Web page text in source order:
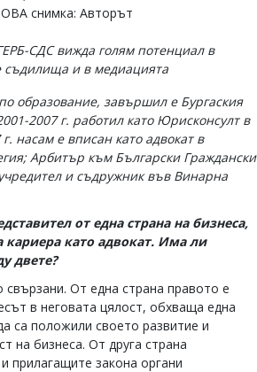
снимка: Авторът
СДС вижда голям потенциал в
съдилища и в медиацията
образование, завършил е Бургаския
2007 г. работил като Юрисконсулт в
насам е вписан като адвокат в
Арбитър към Български Граждански
и съдружник във Винарна
от една страна на бизнеса,
кариера като адвокат. Има ли
двете?
свързани. От една страна правото е
в неговата цялост, обхваща една
са положили своето развитие и
на бизнеса. От друга страна
прилагащите закона органи